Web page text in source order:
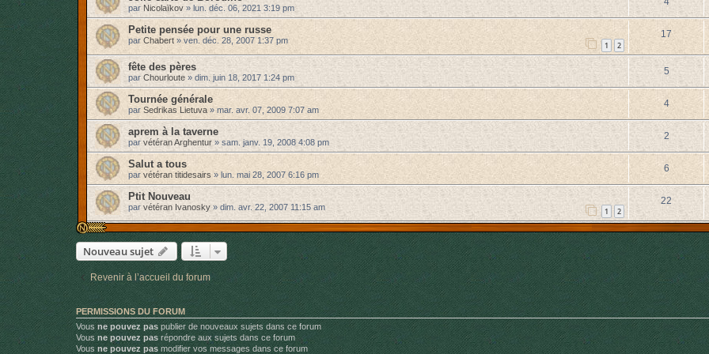
par Nicolaïkov » lun. déc. 06, 2021 3:19 pm
Petite pensée pour une russe
par Chabert » ven. déc. 28, 2007 1:37 pm 1 2
17
fête des pères
par Chourloute » dim. juin 18, 2017 1:24 pm
5
Tournée générale
par Sedrikas Lietuva »mar. avr. 07, 2009 7:07 am
4
aprem à la taverne
par vétéran Arghentur » sam. janv. 19, 2008 4:08 pm
2
Salut a tous
par vétéran titidesairs » lun. mai 28, 2007 6:16 pm
6
Ptit Nouveau
par vétéran Ivanosky» dim. avr. 22, 2007 11:15 am 1 2
22
Nouveau sujet
Revenir à l’accueil du forum
PERMISSIONS DU FORUM
Vousne pouvez pas publier de nouveaux sujets dans ce forum
Vousne pouvez pas répondre aux sujets dans ce forum
Vous ne pouvez pas modifier vos messages dans ce forum